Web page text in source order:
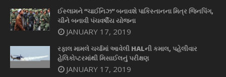
ઈસ્લામને “ચાઈનિઝ” બનાવશે પાકિસ્તાનના મિત્ર જિનપિંગ,
ચીને બનાવી પંચવર્ષીય યોજના
JANUARY 17, 2019
રફાલ મામલે ચર્ચામાં આવેલી HALની કમાલ, પહેલીવાર
હેલિકોપ્ટરમાંથી મિસાઈલનું પરીક્ષણ
JANUARY 17, 2019